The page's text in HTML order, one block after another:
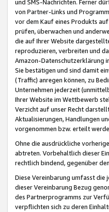
und SMS-Nachrichten. Ferner
von Partner-Links und
vor dem Kauf eines Produkts
prüfen, überwachen und
die auf Ihrer Website
reproduzieren, verbreiten und
Amazon-Datenschutzerklärung
Sie bestätigen und sind damit
(Traffic) anregen können, zu
Unternehmen jederzeit
Ihrer Website im Wettbewerb
Verzicht auf unser Recht
Aktualisierungen, Handlungen
vorgenommen bzw. erteilt
Ohne die ausdrückliche
abtreten. Vorbehaltlich dieser
rechtlich bindend, gegenüber
Diese Vereinbarung umfasst die
dieser Vereinbarung Bezug
des Partnerprogramms zur
verpflichten sich zu deren